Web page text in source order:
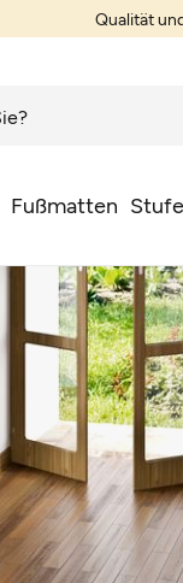
Fußmatten